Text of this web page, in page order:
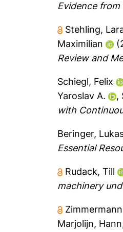
Evidence
Stehling,
Maximilian
Review and
Schiegl, Felix
Yaroslav A.
,
with
Beringer,
Essential
Rudack, Till
machinery
Marjolijn,